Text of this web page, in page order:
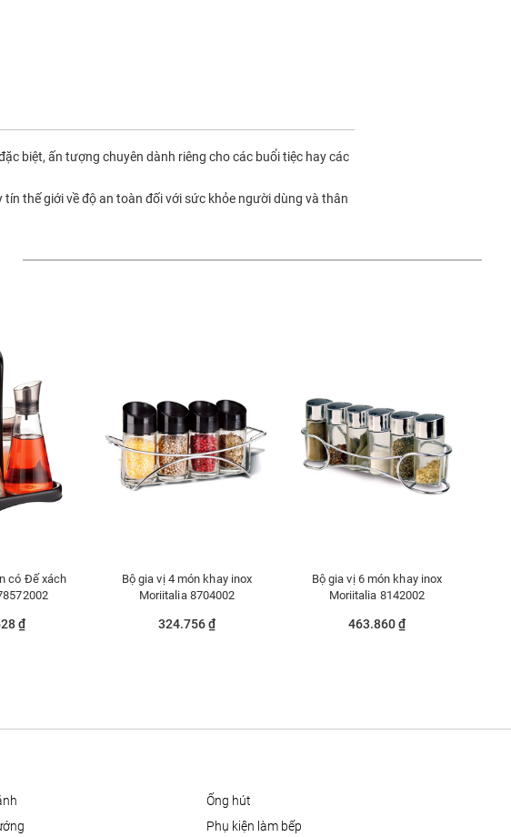
biệt, ấn tượng chuyên dành riêng cho các buổi tiệc hay các
thế giới về độ an toàn đối với sức khỏe người dùng và thân
₫
Bộ gia vị 4 món khay inox
Moriitalia 8704002
324.756 ₫
Bộ gia vị 6 món khay inox
Moriitalia 8142002
463.860 ₫
ống hút
phụ kiện làm bếp